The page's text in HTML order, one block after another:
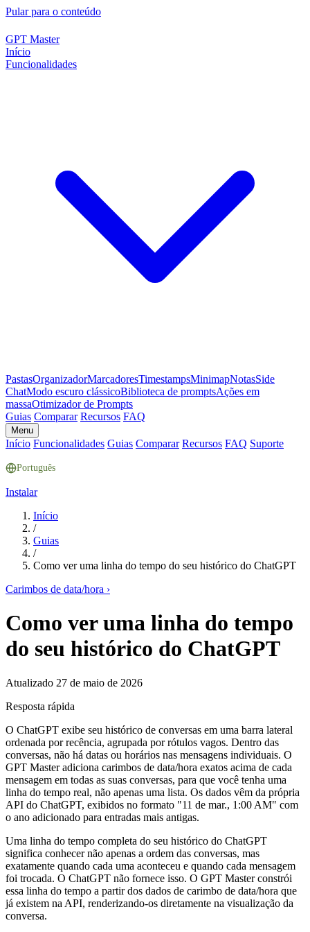
Pular para o conteúdo
GPT Master
Início
Funcionalidades
PastasOrganizadorMarcadoresTimestampsMinimapNotasSide
ChatModo escuro clássicoBiblioteca de promptsAções em
massaOtimizador de Prompts
Guias Comparar Recursos FAQ
Menu
Início Funcionalidades Guias Comparar Recursos FAQ Suporte
Português
Instalar
Início
/
Guias
/
Como ver uma linha do tempo do seu histórico do ChatGPT
Carimbos de data/hora ›
Como ver uma linha do tempo
do seu histórico do ChatGPT
Atualizado 27 de maio de 2026
Resposta rápida
O ChatGPT exibe seu histórico de conversas em uma barra lateral
ordenada por recência, agrupada por rótulos vagos. Dentro das
conversas, não há datas ou horários nas mensagens individuais. O
GPT Master adiciona carimbos de data/hora exatos acima de cada
mensagem em todas as suas conversas, para que você tenha uma
linha do tempo real, não apenas uma lista. Os dados vêm da própria
API do ChatGPT, exibidos no formato "11 de mar., 1:00 AM" com
o ano adicionado para entradas mais antigas.
Uma linha do tempo completa do seu histórico do ChatGPT
significa conhecer não apenas a ordem das conversas, mas
exatamente quando cada uma aconteceu e quando cada mensagem
foi trocada. O ChatGPT não fornece isso. O GPT Master constrói
essa linha do tempo a partir dos dados de carimbo de data/hora que
já existem na API, renderizando-os diretamente na visualização da
conversa.